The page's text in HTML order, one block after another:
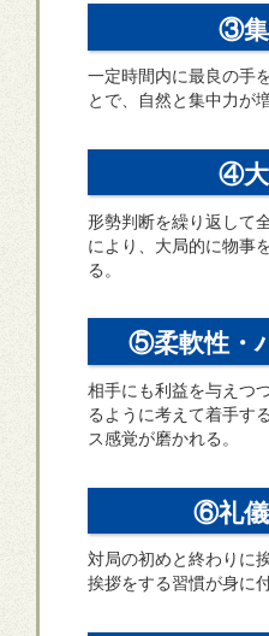
③集
一定時間内に最良の手
とで、自然と集中力が増
④
形勢判断を繰り返して
により、大局的に物事
る。
⑤柔軟性・
相手にも利益を与えつ
るように考えて着手す
ス感覚が磨かれる。
⑥礼
対局の初めと終わりに
挨拶をする習慣が身に付